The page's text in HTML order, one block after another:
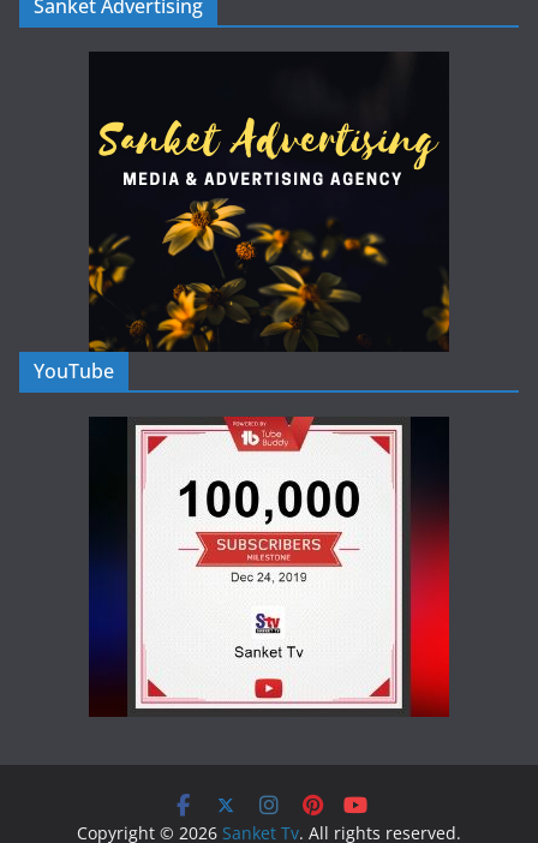
Sanket Advertising
YouTube
Copyright © 2026 Sanket Tv. All rights reserved.